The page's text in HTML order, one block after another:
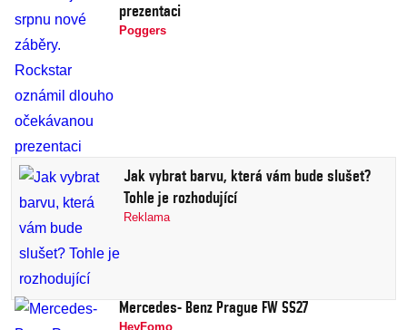
prezentaci
Poggers
Jak vybrat barvu, která vám bude slušet?
Tohle je rozhodující
Reklama
Mercedes- Benz Prague FW SS27
HeyFomo